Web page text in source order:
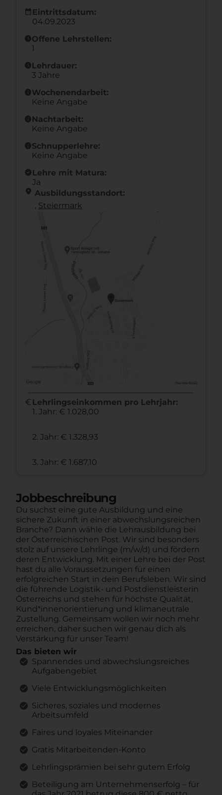
calendar_month Eintrittsdatum:
04.09.2023
scheduleOffene Lehrstellen:
1
scheduleLehrdauer:
3 Jahre
infoWochenendarbeit:
Keine Angabe
infoNachtarbeit:
Keine Angabe
infoSchnupperlehre:
Keine Angabe
new_releasesLehre mit Matura:
Ja
location_on Ausbildungsstandort:
, Steier­mark
euro Lehrlingseinkommen pro Lehrjahr:
1. Jahr: € 1.028,00
2. Jahr: € 1.328,93
3. Jahr: € 1.687,10
Jobbeschreibung
Du suchst eine gute Ausbildung und eine
sichere Zukunft in einer abwechslungsreichen
Branche? Dann wähle die Lehrausbildung bei
der Österreichischen Post. Wir sind besonders
stolz auf unsere Lehrlinge (m/w/d) und fördern
deren Entwicklung. Mit einer Lehre bei der Post
hast du alle Voraussetzungen für einen
erfolgreichen Start in dein Berufsleben. Wir sind
die führende Logistik- und Postdienstleisterin
Österreichs und stehen für höchste Qualität,
Kund*innenorientierung und klimaneutrale
Zustellung. Gemeinsam wollen wir noch mehr
erreichen, daher suchen wir genau dich als
Verstärkung für unser Team!
Das bieten wir
Spannendes und abwechslungsreiches
Aufgabengebiet
Viele Entwicklungsmöglichkeiten
Sicheres, soziales und modernes
Arbeitsumfeld
Faires und loyales Miteinander
Gratis Mitarbeitenden-Konto
Lehrlingsprämien bei sehr gutem Erfolg
Beteiligung am Unternehmenserfolg – für